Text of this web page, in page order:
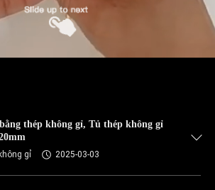
thép không gỉ, Tủ thép không gỉ
gỉ 2025-03-03